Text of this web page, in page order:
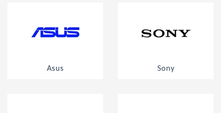
Asus Sony